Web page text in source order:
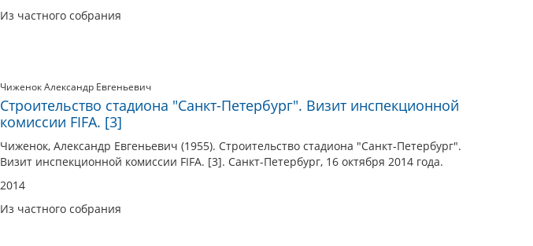
Из частного собрания
Чиженок Александр Евгеньевич
Строительство стадиона "Санкт-Петербург". Визит инспекционной
комиссии FIFA. [3]
Чиженок, Александр Евгеньевич (1955). Строительство стадиона "Санкт-Петербург".
Визит инспекционной комиссии FIFA. [3]. Санкт-Петербург, 16 октября 2014 года.
2014
Из частного собрания